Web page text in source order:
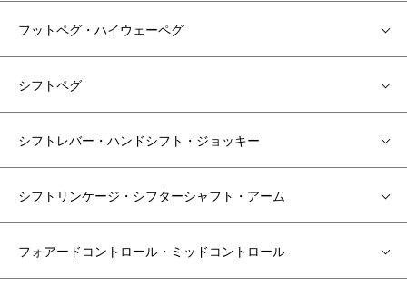
フットペグ・ハイウェーペグ
シフトペグ
シフトレバー・ハンドシフト・ジョッキー
シフトリンケージ・シフターシャフト・アーム
フォアードコントロール・ミッドコントロール